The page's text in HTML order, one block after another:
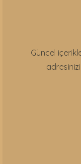
Güncel